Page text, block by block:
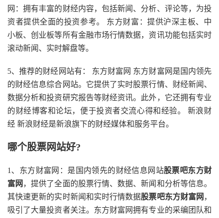
网：拥有丰富的财经内容，包括新闻、分析、评论等，为投
资者提供全面的投资参考。 东方财富：提供沪深主板、中
小板、创业板等所有金融市场行情数据，资讯功能包括实时
滚动新闻、实时解盘等。
5、推荐的财经网站有： 东方财富网 东方财富网是国内领先
的财经信息综合网站。它提供了实时股票行情、财经新闻、
数据分析和投资研究报告等财经资讯。此外，它还拥有专业
的财经博客和论坛，便于投资者交流心得和经验。 新浪财
经 新浪财经是新浪旗下的财经媒体和服务平台。
哪个股票网站好?
1、东方财富网：是国内领先的财经信息网站股票吧东方财
富网 ，提供了全面的股票行情、数据、新闻和分析等信息。
其快速更新的实时新闻和实时行情数据股票吧东方财富网 ，
吸引了大量投资者关注。东方财富网拥有专业的采编团队和